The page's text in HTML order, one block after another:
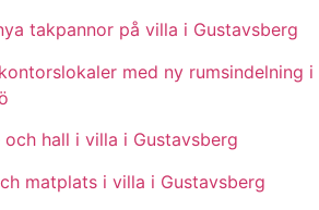
takpannor på villa i Gustavsberg
med ny rumsindelning i
hall i villa i Gustavsberg
matplats i villa i Gustavsberg